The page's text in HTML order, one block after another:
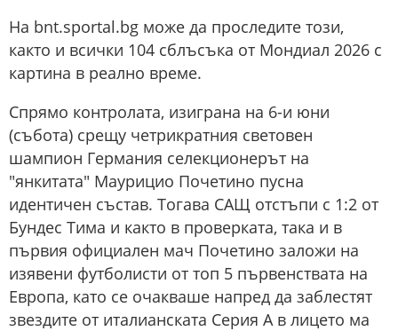
На bnt.sportal.bg може да проследите този,
както и всички 104 сблъсъка от Мондиал 2026 с
картина в реално време.
Спрямо контролата, изиграна на 6-и юни
(събота) срещу четрикратния световен
шампион Германия селекционерът на
"янкитата" Маурицио Почетино пусна
идентичен състав. Тогава САЩ отстъпи с 1:2 от
Бундес Тима и както в проверката, така и в
първия официален мач Почетино заложи на
изявени футболисти от топ 5 първенствата на
Европа, като се очакваше напред да заблестят
звездите от италианската Серия А в лицето ма